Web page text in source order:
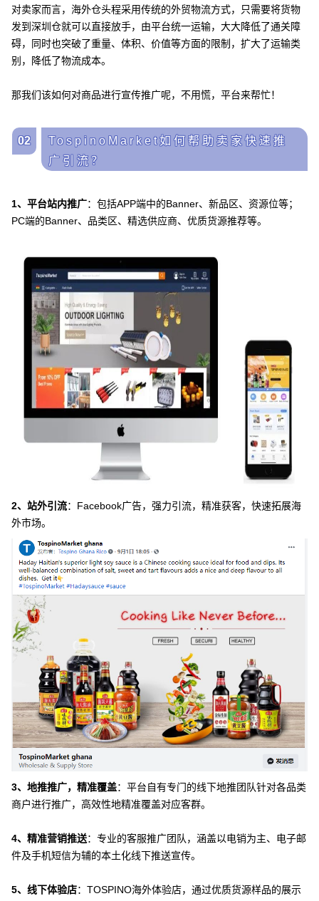
对卖家而言，海外仓头程采用传统的外贸物流方式，只需要将货物
发到深圳仓就可以直接放手，由平台统一运输，大大降低了通关障
碍，同时也突破了重量、体积、价值等方面的限制，扩大了运输类
别，降低了物流成本。
那我们该如何对商品进行宣传推广呢，不用慌，平台来帮忙！
02
TospinoMarket如何帮助卖家快速推
广引流？
1、平台站内推广：包括APP端中的Banner、新品区、资源位等；
PC端的Banner、品类区、精选供应商、优质货源推荐等。
2、站外引流：Facebook广告，强力引流，精准获客，快速拓展海
外市场。
3、地推推广，精准覆盖：平台自有专门的线下地推团队针对各品类
商户进行推广，高效性地精准覆盖对应客群。
4、 精准营销推送：专业的客服推广团队，涵盖以电销为主、电子邮
件及手机短信为辅的本土化线下推送宣传。
5、线下体验店：TOSPINO海外体验店，通过优质货源样品的展示